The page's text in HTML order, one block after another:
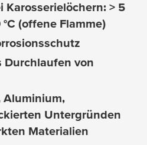
Karosserielöchern: > 5
(offene Flamme)
Durchlaufen von
Aluminium,
Untergründen
Materialien